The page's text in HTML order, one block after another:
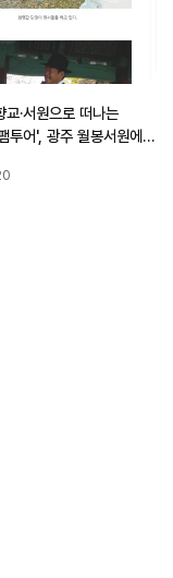
교·서원으로 떠나는
투어', 광주 월봉서원에서